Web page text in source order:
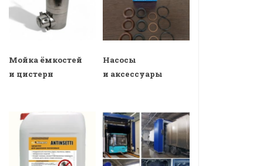
Мойка ёмкостей
и цистерн
Насосы
и аксессуары